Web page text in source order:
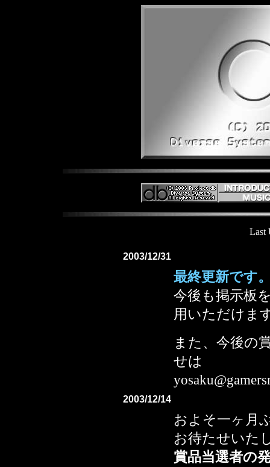
Last
2003/12/31
最終更新です
今後も掲示板
用いただけま
また、今後の
せは
2003/12/14
およそ一ヶ月
お待たせいた
賞品当選者の